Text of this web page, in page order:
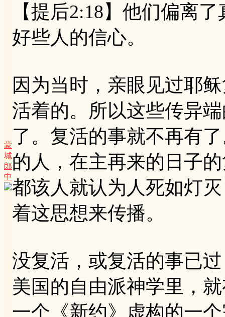
蒙
城
郎
中
【提后2:18】他们偏离
好些人的信心。
因为当时，亲眼见过耶
活着的。所以这些传异
了。复活的事就不再有
的人，在主再来的日子
都该人就认为人死如灯
着这思想来传播。
没复活，或复活的事已
美国的自由派神学里，
一个《新约》虚构的一